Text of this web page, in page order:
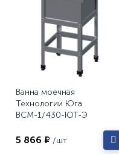
Ванна моечная
Технологии Юга
ВСМ-1/430-ЮТ-Э
5 866 ₽ /шт